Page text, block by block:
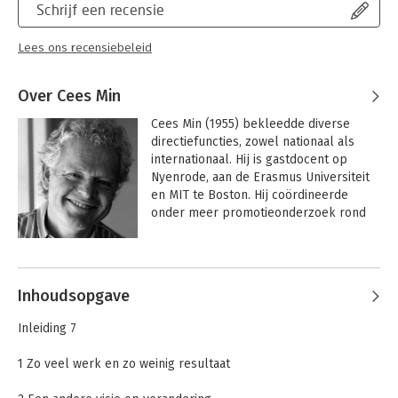
Schrijf een recensie
Lees ons recensiebeleid
Over Cees Min
Cees Min (1955) bekleedde diverse
directiefuncties, zowel nationaal als
internationaal. Hij is gastdocent op
Nyenrode, aan de Erasmus Universiteit
en MIT te Boston. Hij coördineerde
onder meer promotieonderzoek rond
oplevert.
Inhoudsopgave
Inleiding 7
1 Zo veel werk en zo weinig resultaat